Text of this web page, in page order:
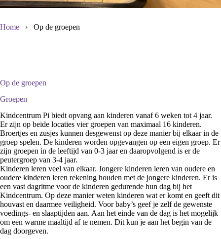
Home › Op de groepen
Op de groepen
Groepen
Kindcentrum Pi biedt opvang aan kinderen vanaf 6 weken tot 4 jaar.
Er zijn op beide locaties vier groepen van maximaal 16 kinderen.
Broertjes en zusjes kunnen desgewenst op deze manier bij elkaar in de
groep spelen. De kinderen worden opgevangen op een eigen groep. Er
zijn groepen in de leeftijd van 0-3 jaar en daaropvolgend is er de
peutergroep van 3-4 jaar.
Kinderen leren veel van elkaar. Jongere kinderen leren van oudere en
oudere kinderen leren rekening houden met de jongere kinderen. Er is
een vast dagritme voor de kinderen gedurende hun dag bij het
Kindcentrum. Op deze manier weten kinderen wat er komt en geeft dit
houvast en daarmee veiligheid. Voor baby’s geef je zelf de gewenste
voedings- en slaaptijden aan. Aan het einde van de dag is het mogelijk
om een warme maaltijd af te nemen. Dit kun je aan het begin van de
dag doorgeven.